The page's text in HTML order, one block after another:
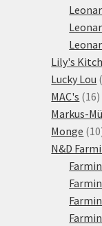
Lily's
Lucky Lou
MAC's 1616
Markus-
Monge 10
N&D